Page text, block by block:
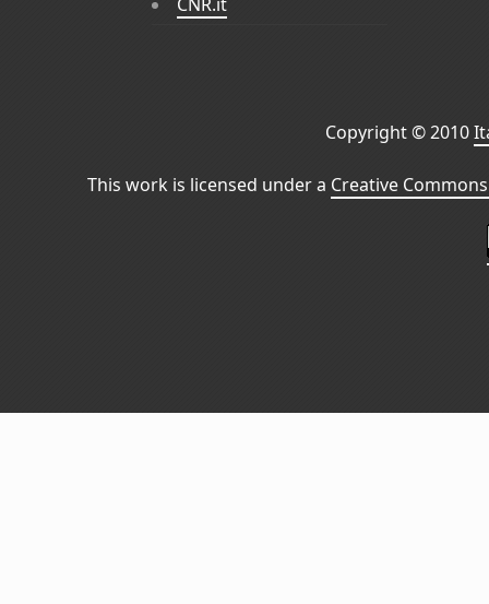
Copyright © 2010
This work is licensed under a Creative